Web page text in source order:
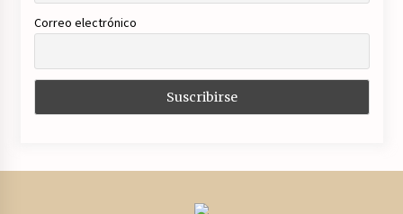
Correo electrónico